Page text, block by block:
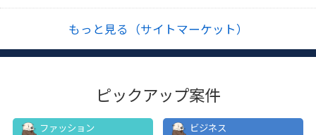
もっと見る（サイトマーケット）
ピックアップ案件
ファッション
ビジネス